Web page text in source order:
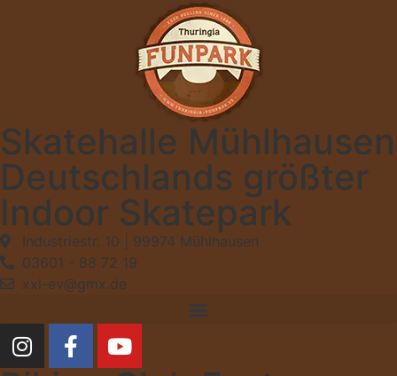
Skatehalle Mühlhausen
Deutschlands größter
Indoor Skatepark
Industriestr. 10 | 99974 Mühlhausen
03601 - 88 72 19
xxl-ev@gmx.de